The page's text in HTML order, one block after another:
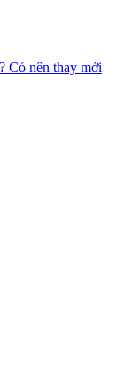
Có nên thay mới